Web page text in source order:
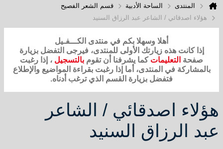
المنتدى الساحة الأدبية
قسم الشعر الفصيح
هؤلاء اصدقائي / الشاعر عبد الرزاق السنيد
أهلا وسهلا بكم في منتدى الكـــفـيل
إذا كانت هذه زيارتك الأولى للمنتدى، فيرجى التفضل بزيارة
صفحة التعليمات كما يشرفنا أن تقوم بالتسجيل ، إذا رغبت
بالمشاركة في المنتدى، أما إذا رغبت بقراءة المواضيع والإطلاع
فتفضل بزيارة القسم الذي ترغب أدناه.
هؤلاء اصدقائي / الشاعر
عبد الرزاق السنيد